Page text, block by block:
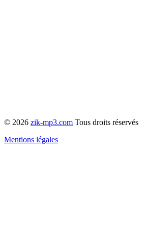
© 2026 zik-mp3.com Tous droits réservés
Mentions légales